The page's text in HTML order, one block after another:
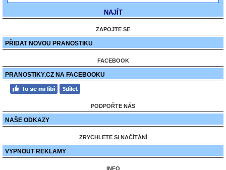
ZAPOJTE SE
PŘIDAT NOVOU PRANOSTIKU
FACEBOOK
PRANOSTIKY.CZ NA FACEBOOKU
PODPOŘTE NÁS
NAŠE ODKAZY
ZRYCHLETE SI NAČÍTÁNÍ
VYPNOUT REKLAMY
INFO